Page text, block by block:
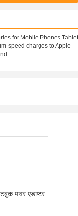
for Mobile Phones Tablet
speed charges to Apple
...